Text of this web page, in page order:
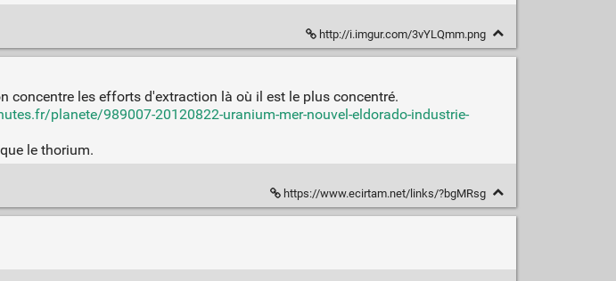
http://i.imgur.com/3vYLQmm.png
concentre les efforts d'extraction là où il est le plus concentré.
planete/989007-20120822-uranium-mer-nouvel-eldorado-industrie-
le thorium.
https://www.ecirtam.net/links/?bgMRsg